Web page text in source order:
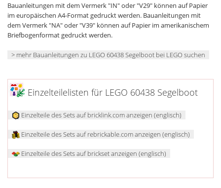
Bauanleitungen mit dem Vermerk "IN" oder "V29" können auf Papier
im europäischen A4-Format gedruckt werden. Bauanleitungen mit
dem Vermerk "NA" oder "V39" können auf Papier im amerikanischem
Briefbogenformat gedruckt werden.
> mehr Bauanleitungen zu LEGO 60438 Segelboot bei LEGO suchen
Einzelteilelisten für LEGO 60438 Segelboot
Einzelteile des Sets auf bricklink.com anzeigen (englisch)
Einzelteile des Sets auf rebrickable.com anzeigen (englisch)
Einzelteile des Sets auf brickset anzeigen (englisch)